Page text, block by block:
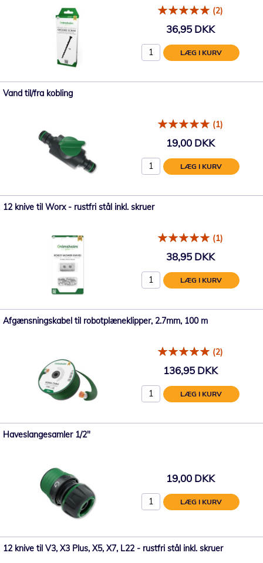
(2)
36,95 DKK
LÆG I KURV
Vand til/fra kobling
(1)
19,00 DKK
LÆG I KURV
12 knive til Worx - rustfri stål inkl. skruer
(1)
38,95 DKK
LÆG I KURV
Afgænsningskabel til robotplæneklipper, 2.7mm, 100 m
(2)
136,95 DKK
LÆG I KURV
Haveslangesamler 1/2"
19,00 DKK
LÆG I KURV
12 knive til V3, X3 Plus, X5, X7, L22 - rustfri stål inkl. skruer